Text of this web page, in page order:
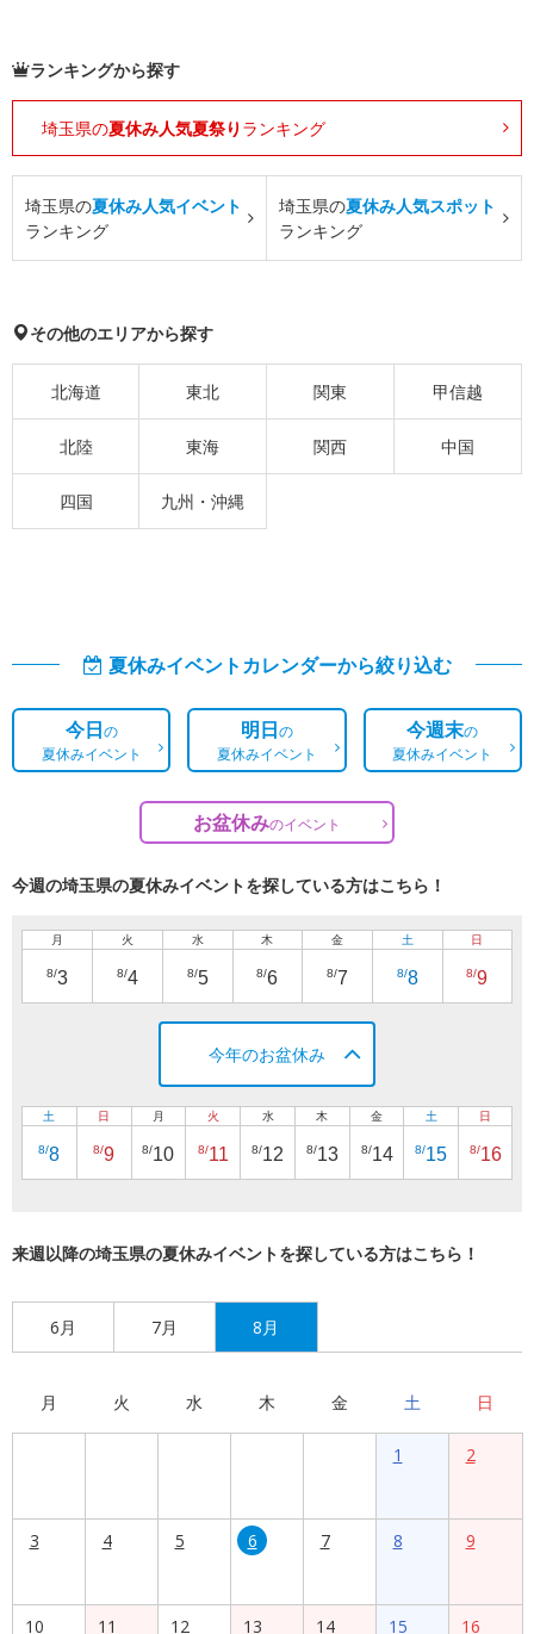
ランキングから探す
埼玉県の夏休み人気夏祭り ランキング
埼玉県の夏休み人気イベント
ランキング
埼玉県の夏休み人気スポット
ランキング
その他のエリアから探す
北海道 東北 関東 甲信越
北陸 東海 関西 中国
四国 九州・沖縄
夏休みイベントカレンダーから絞り込む
今日の
夏休みイベント
明日の
夏休みイベント
今週末の
夏休みイベント
お盆休みのイベント
今週の埼玉県の夏休みイベントを探している方はこちら！
月
8/3
火
8/4
水
8/5
木
8/6
金
8/7
土
8/8
日
8/9
今年のお盆休み
土
8/8
日
8/9
月
8/10
火
8/11
水
8/12
木
8/13
金
8/14
土
8/15
日
8/16
来週以降の埼玉県の夏休みイベントを探している方はこちら！
6月 7月 8月
月 火 水 木 金 土 日
1 2
3 4 5 6 7 8 9
10 11 12 13 14 15 16